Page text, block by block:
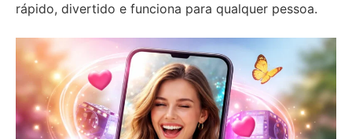
rápido, divertido e funciona para qualquer pessoa.